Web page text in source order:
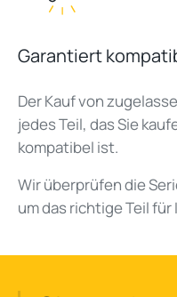
Garantiert
Der Kauf von
jedes Teil, das Sie
kompatibel ist.
Wir überprüfen die
um das richtige Teil